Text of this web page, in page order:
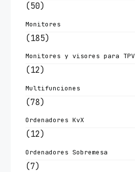
(50)
Monitores
(185)
Monitores y visores para TPV
(12)
Multifunciones
(78)
Ordenadores KvX
(12)
Ordenadores Sobremesa
(7)